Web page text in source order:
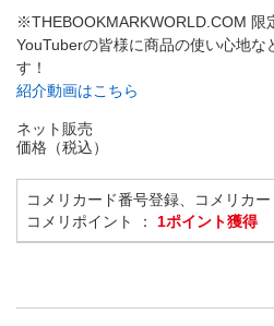
※THEBOOKMARKWORLD.COM 限
YouTuberの皆様に商品の使い心地な
す！
紹介動画はこちら
ネット販売
価格（税込）
コメリカード番号登録、コメリカ
コメリポイント ： 1ポイント獲得